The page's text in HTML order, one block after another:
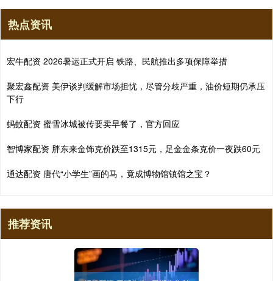
热点资讯
宏牛配资 2026暑运正式开启 铁路、民航推出多项保障举措
聚宏鑫配资 美伊谈判缓解市场担忧，尽管分歧严重，油价短期仍承压
下行
蚂蚊配资 蜜雪冰城被传要卖早餐了，官方回应
智博家配资 胖东来金饰克价跌至1315元，足金金条克价一夜跌60元
通达配资 唐代“小学生”画的马，竟成博物馆镇馆之宝？
推荐资讯